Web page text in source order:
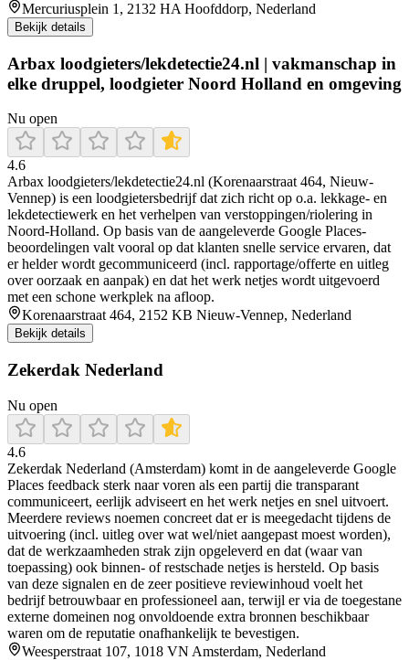
Mercuriusplein 1, 2132 HA Hoofddorp, Nederland
Bekijk details
Arbax loodgieters/lekdetectie24.nl | vakmanschap in
elke druppel, loodgieter Noord Holland en omgeving
Nu open
4.6
Arbax loodgieters/lekdetectie24.nl (Korenaarstraat 464, Nieuw-
Vennep) is een loodgietersbedrijf dat zich richt op o.a. lekkage- en
lekdetectiewerk en het verhelpen van verstoppingen/riolering in
Noord-Holland. Op basis van de aangeleverde Google Places-
beoordelingen valt vooral op dat klanten snelle service ervaren, dat
er helder wordt gecommuniceerd (incl. rapportage/offerte en uitleg
over oorzaak en aanpak) en dat het werk netjes wordt uitgevoerd
met een schone werkplek na afloop.
Korenaarstraat 464, 2152 KB Nieuw-Vennep, Nederland
Bekijk details
Zekerdak Nederland
Nu open
4.6
Zekerdak Nederland (Amsterdam) komt in de aangeleverde Google
Places feedback sterk naar voren als een partij die transparant
communiceert, eerlijk adviseert en het werk netjes en snel uitvoert.
Meerdere reviews noemen concreet dat er is meegedacht tijdens de
uitvoering (incl. uitleg over wat wel/niet aangepast moest worden),
dat de werkzaamheden strak zijn opgeleverd en dat (waar van
toepassing) ook binnen- of restschade netjes is hersteld. Op basis
van deze signalen en de zeer positieve reviewinhoud voelt het
bedrijf betrouwbaar en professioneel aan, terwijl er via de toegestane
externe domeinen nog onvoldoende extra bronnen beschikbaar
waren om de reputatie onafhankelijk te bevestigen.
Weesperstraat 107, 1018 VN Amsterdam, Nederland